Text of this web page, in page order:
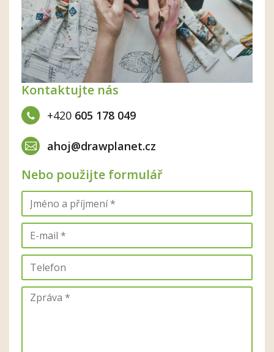
Kontaktujte nás
+420 605 178 049
ahoj@drawplanet.cz
Nebo použijte formulář